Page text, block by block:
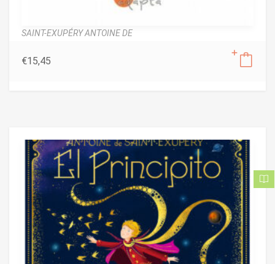
SAINT-EXUPÉRY ANTOINE DE
€15,45